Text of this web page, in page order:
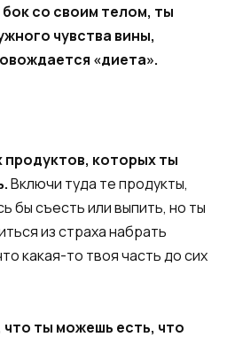
со своим телом, ты
чувства вины,
«диета».
продуктов, которых ты
Включи туда те продукты,
бы съесть или выпить, но ты
из страха набрать
какая-то твоя часть до сих
что ты можешь есть, что